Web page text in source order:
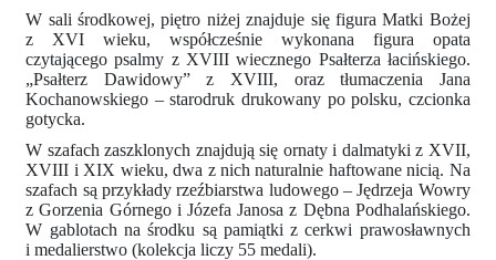
W sali środkowej, piętro niżej znajduje się figura Matki Bożej
z XVI wieku, współcześnie wykonana figura opata
czytającego psalmy z XVIII wiecznego Psałterza łacińskiego.
„Psałterz Dawidowy” z XVIII, oraz tłumaczenia Jana
Kochanowskiego – starodruk drukowany po polsku, czcionka
gotycka.
W szafach zaszklonych znajdują się ornaty i dalmatyki z XVII,
XVIII i XIX wieku, dwa z nich naturalnie haftowane nicią. Na
szafach są przykłady rzeźbiarstwa ludowego – Jędrzeja Wowry
z Gorzenia Górnego i Józefa Janosa z Dębna Podhalańskiego.
W gablotach na środku są pamiątki z cerkwi prawosławnych
i medalierstwo (kolekcja liczy 55 medali).